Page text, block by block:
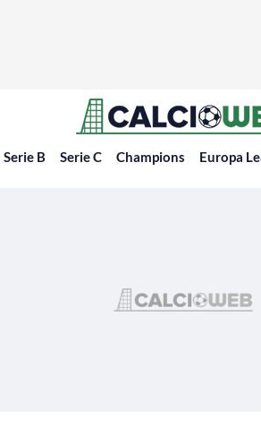
Serie B Serie C Champions Europa